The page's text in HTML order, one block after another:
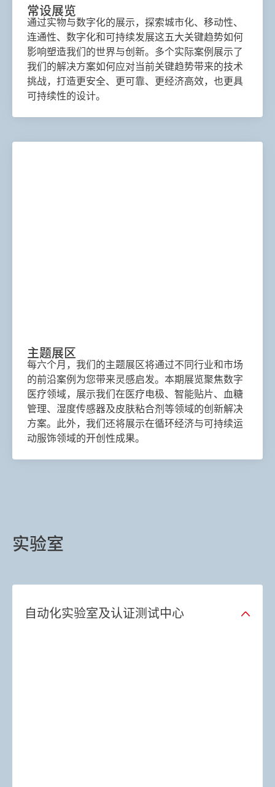
常设展览
通过实物与数字化的展示，探索城市化、移动性、
连通性、数字化和可持续发展这五大关键趋势如何
影响塑造我们的世界与创新。多个实际案例展示了
我们的解决方案如何应对当前关键趋势带来的技术
挑战，打造更安全、更可靠、更经济高效，也更具
可持续性的设计。
主题展区
每六个月，我们的主题展区将通过不同行业和市场
的前沿案例为您带来灵感启发。本期展览聚焦数字
医疗领域，展示我们在医疗电极、智能贴片、血糖
管理、湿度传感器及皮肤粘合剂等领域的创新解决
方案。此外，我们还将展示在循环经济与可持续运
动服饰领域的开创性成果。
实验室
自动化实验室及认证测试中心